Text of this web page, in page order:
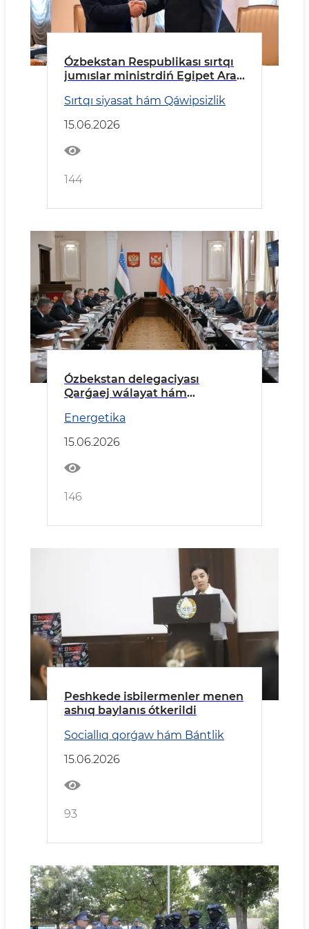
Ózbekstan Respublikası sırtqı
jumıslar ministrdiń Egipet Arab
Sırtqı siyasat hám Qáwipsizlik
15.06.2026
144
Ózbekstan delegaciyası
Qarǵaej wálayat hám
Energetika
15.06.2026
146
Peshkede isbilermenler menen
ashıq baylanıs ótkerildi
Sociallıq qorǵaw hám Bántlik
15.06.2026
93